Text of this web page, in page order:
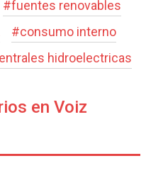
#fuentes renovables
#consumo interno
hidroelectricas
en Voiz